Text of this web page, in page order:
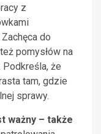
z
do
pomysłów na
że
tam, gdzie
sprawy.
ważny – także